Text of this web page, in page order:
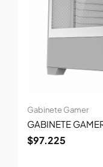
Gabinete Gamer
GABINETE
$97.225